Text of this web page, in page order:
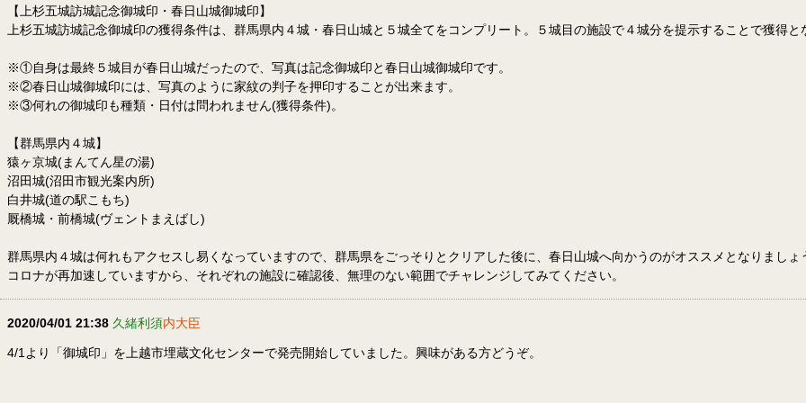
【上杉五城訪城記念御城印・春日山城御城印】
上杉五城訪城記念御城印の獲得条件は、群馬県内４城・春日山城と５城全てをコンプリート。５城目の施設で４城分を提示することで獲得と
※①自身は最終５城目が春日山城だったので、写真は記念御城印と春日山城御城印です。
※②春日山城御城印には、写真のように家紋の判子を押印することが出来ます。
※③何れの御城印も種類・日付は問われません(獲得条件)。
【群馬県内４城】
猿ヶ京城(まんてん星の湯)
沼田城(沼田市観光案内所)
白井城(道の駅こもち)
厩橋城・前橋城(ヴェントまえばし)
群馬県内４城は何れもアクセスし易くなっていますので、群馬県をごっそりとクリアした後に、春日山城へ向かうのがオススメとなりましょ
コロナが再加速していますから、それぞれの施設に確認後、無理のない範囲でチャレンジしてみてください。
2020/04/01 21:38 久緒利須内大臣
4/1より「御城印」を上越市埋蔵文化センターで発売開始していました。興味がある方どうぞ。